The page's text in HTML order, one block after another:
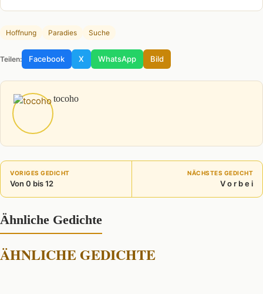
Hoffnung Paradies Suche
Teilen: Facebook X WhatsApp Bild
tocoho
VORIGES GEDICHT
Von 0 bis 12
NÄCHSTES GEDICHT
V o r b e i
Ähnliche Gedichte
ÄHNLICHE GEDICHTE